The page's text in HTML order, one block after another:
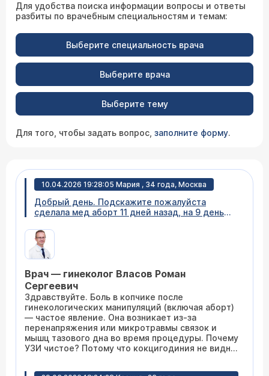
Для удобства поиска информации вопросы и ответы
разбиты по врачебным специальностям и темам:
Выберите специальность врача
Выберите врача
Выберите тему
Для того, чтобы задать вопрос, заполните форму.
10.04.2026 19:28:05 Мария , 34 года, Москва
Добрый день. Подскажите пожалуйста
сделала мед аборт 11 дней назад, на 9 день
давление в копчике, по узи все чисто, на 10
день кровь закончилась. Но сильное давление
в копчике постоянное. Что это может быть ?
Врач — гинеколог Власов Роман
Сергеевич
Здравствуйте. Боль в копчике после
гинекологических манипуляций (включая аборт)
— частое явление. Она возникает из-за
перенапряжения или микротравмы связок и
мышц тазового дна во время процедуры. Почему
УЗИ чистое? Потому что кокцигодиния не видна